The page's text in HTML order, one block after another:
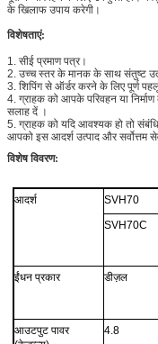
के खिलाफ उपाय करेगी।
विशेषताएं:
1. सीई प्रमाण पत्र।
2. उच्च स्तर के मानक के साथ संतुष्ट
3. शिपिंग से ऑर्डर करने के लिए पूर्ण
4. ग्राहक को आपके परिवहन या
सलाह दें ।
5. ग्राहक को यदि आवश्यक हो तो
आपको इस आदर्श उत्पाद और सर्वोत्तम
विशेष विवरण:
आदर्श SVH70
SVH70C
ईंधन प्रकार डीज़ल
आउटपुट पावर
4.8